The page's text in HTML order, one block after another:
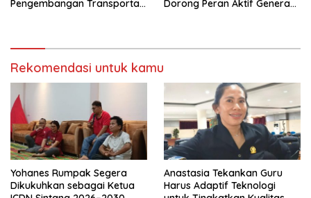
Pengembangan Transportasi
Dorong Peran Aktif Generasi
Rekomendasi untuk kamu
Yohanes Rumpak Segera
Dikukuhkan sebagai Ketua
Anastasia Tekankan Guru
Harus Adaptif Teknologi